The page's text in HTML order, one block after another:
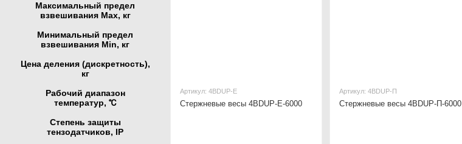
Артикул: 4BDUР-Е
Стержневые весы 4BDUР-Е-6000
Артикул: 4BDUР-П
Стержневые весы 4BDUР-П-6000
Максимальный предел
взвешивания Мах, кг
Минимальный предел
взвешивания Min, кг
Цена деления (дискретность),
кг
Рабочий диапазон
температур, ℃
Степень защиты
тензодатчиков, IP